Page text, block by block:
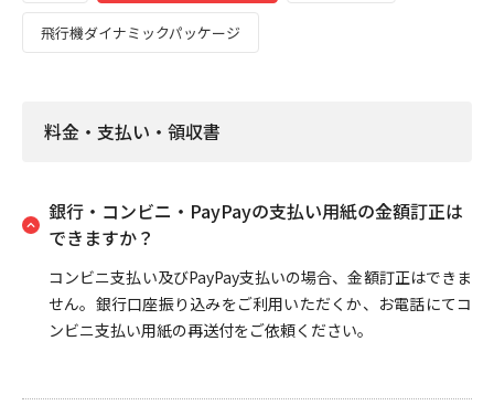
飛行機ダイナミックパッケージ
料金・支払い・領収書
銀行・コンビニ・PayPayの支払い用紙の金額訂正は
できますか？
コンビニ支払い及びPayPay支払いの場合、金額訂正はできま
せん。銀行口座振り込みをご利用いただくか、お電話にてコ
ンビニ支払い用紙の再送付をご依頼ください。